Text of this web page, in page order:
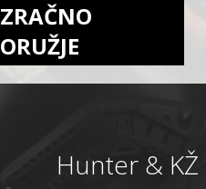
ZRAČNO
ORUŽJE
Hunter & KŽ